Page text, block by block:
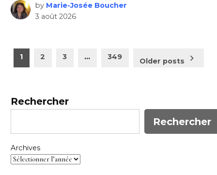
by Marie-Josée Boucher
3 août 2026
Pagination
des
1 2 3 … 349 Older posts
Rechercher
Rechercher
Archives